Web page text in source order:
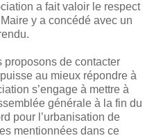
a fait valoir le respect
y a concédé avec un
proposons de contacter
au mieux répondre à
s’engage à mettre à
générale à la fin du
pour l’urbanisation de
mentionnées dans ce